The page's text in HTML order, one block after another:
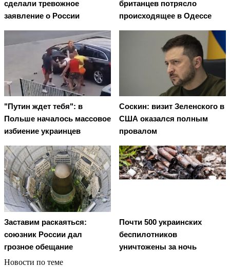
сделали тревожное
заявление о России
британцев потрясло
происходящее в Одессе
"Путин ждет тебя": в
Польше началось массовое
избиение украинцев
Соскин: визит Зеленского в
США оказался полным
провалом
Заставим раскаяться:
союзник России дал
грозное обещание
Почти 500 украинских
беспилотников
уничтожены за ночь
Новости по теме